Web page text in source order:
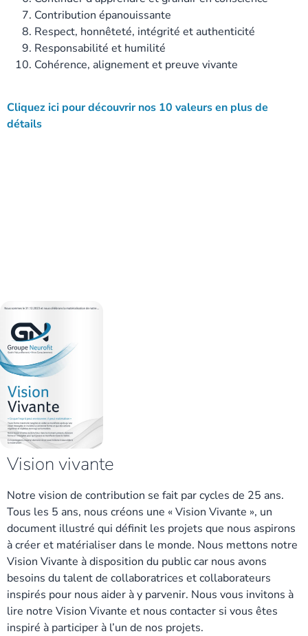
Contribution épanouissante
Respect, honnêteté, intégrité et authenticité
Responsabilité et humilité
Cohérence, alignement et preuve vivante
Cliquez ici pour découvrir nos 10 valeurs en plus de
détails
Vision vivante
Notre vision de contribution se fait par cycles de 25 ans.
Tous les 5 ans, nous créons une « Vision Vivante », un
document illustré qui définit les projets que nous aspirons
à créer et matérialiser dans le monde. Nous mettons notre
Vision Vivante à disposition du public car nous avons
besoins du talent de collaboratrices et collaborateurs
inspirés pour nous aider à y parvenir. Nous vous invitons à
lire notre Vision Vivante et nous contacter si vous êtes
inspiré à participer à l’un de nos projets.